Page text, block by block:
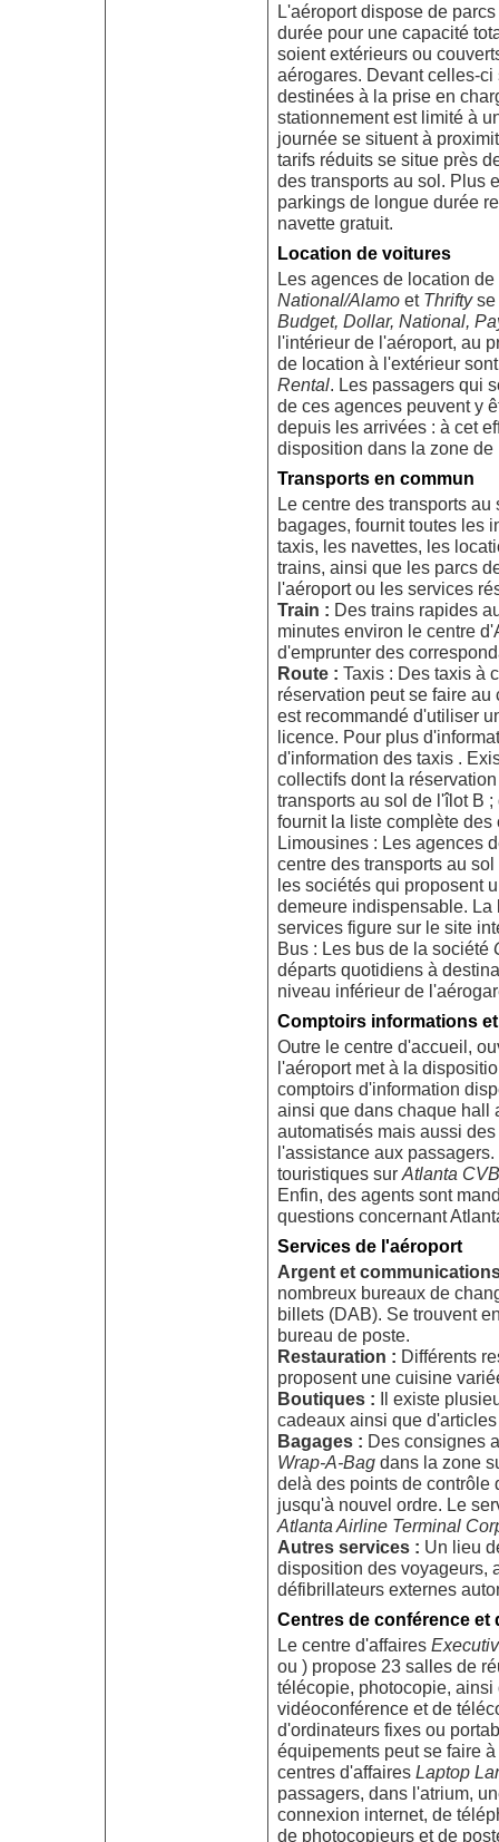
L'aéroport dispose de
durée pour une capacité
soient extérieurs ou
aérogares. Devant celles-
destinées à la prise en
stationnement est limité à
journée se situent à
tarifs réduits se situe près
des transports au sol. Plus
parkings de longue durée
navette gratuit.
Location de voitures
Les agences de location
National/Alamo et Thriftyse
Budget, Dollar, National,
l'intérieur de l'aéroport, au
de location à l'extérieur
Rental. Les passagers qui
de ces agences peuvent y
depuis les arrivées : à cet
disposition dans la zone de
Transports en commun
Le centre des transports
bagages, fournit toutes les
taxis, les navettes, les
trains, ainsi que les parcs
l'aéroport ou les services
Train : Des trains rapides
minutes environ le centre
d'emprunter des
Route : Taxis : Des taxis à
réservation peut se faire
est recommandé d'utiliser
licence. Pour plus
d'information des taxis .
collectifs dont la
transports au sol de l'îlot B
fournit la liste complète
Limousines : Les agences
centre des transports au
les sociétés qui proposent
demeure indispensable. La
services figure sur le site
Bus : Les bus de la société
départs quotidiens à
niveau inférieur de
Comptoirs informations
Outre le centre d'accueil,
l'aéroport met à la
comptoirs d'information
ainsi que dans chaque hall
automatisés mais aussi
l'assistance aux
touristiques sur Atlanta CVB
Enfin, des agents sont
questions concernant
Services de l'aéroport
Argent et
nombreux bureaux de
billets (DAB). Se trouvent
bureau de poste.
Restauration : Différents
proposent une cuisine
Boutiques : Il existe
cadeaux ainsi que
Bagages : Des consignes
Wrap-A-Bag dans la zone
delà des points de contrôle
jusqu'à nouvel ordre. Le
Atlanta Airline Terminal
Autres services : Un lieu
disposition des voyageurs,
défibrillateurs externes
Centres de conférence et
Le centre d'affaires
ou ) propose 23 salles de
télécopie, photocopie,
vidéoconférence et de
d'ordinateurs fixes ou
équipements peut se faire
centres d'affaires Laptop
passagers, dans l'atrium,
connexion internet, de
de photocopieurs et de